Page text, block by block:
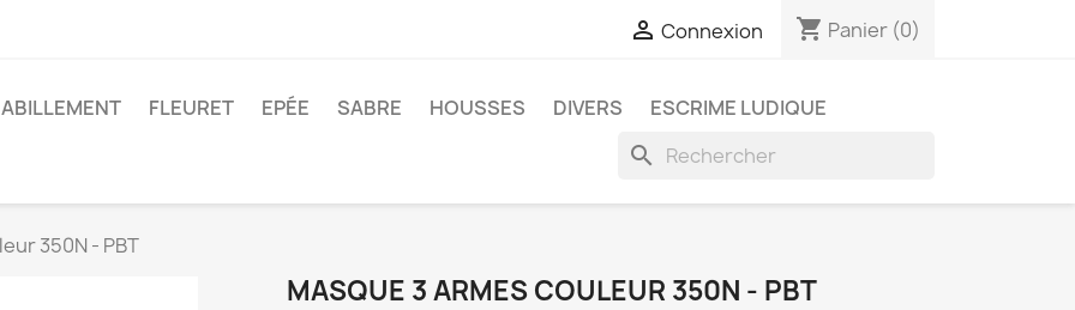
 Connexion shopping_cart Panier (0)
FLEURET EPÉE SABRE HOUSSES DIVERS ESCRIME LUDIQUE
search
350N - PBT
MASQUE 3 ARMES COULEUR 350N - PBT